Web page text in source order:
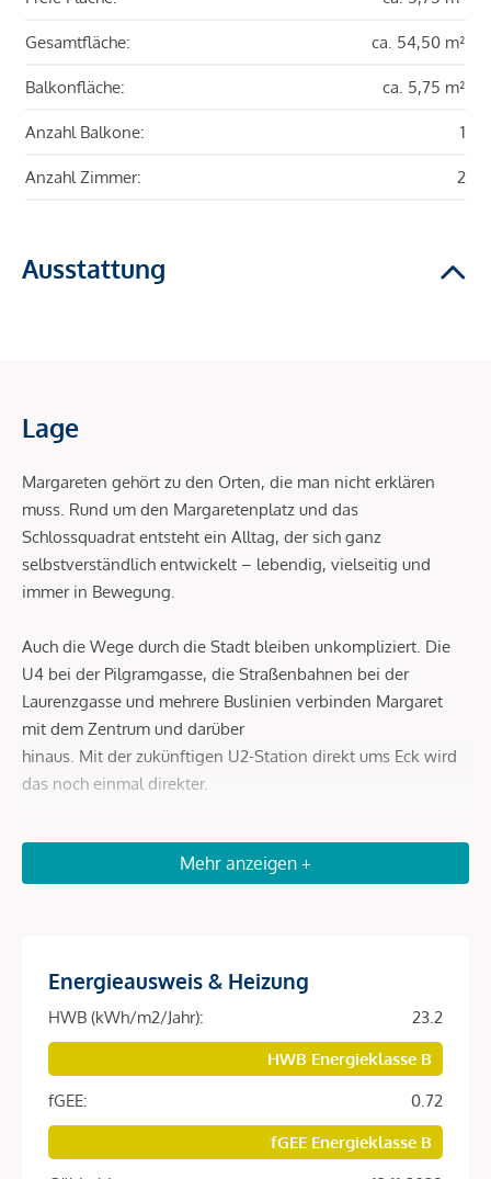
Gesamtfläche: ca. 54,50 m²
Balkonfläche: ca. 5,75 m²
Anzahl Balkone: 1
Anzahl Zimmer: 2
Ausstattung
Lage
Margareten gehört zu den Orten, die man nicht erklären
muss. Rund um den Margaretenplatz und das
Schlossquadrat entsteht ein Alltag, der sich ganz
selbstverständlich entwickelt – lebendig, vielseitig und
immer in Bewegung.
Auch die Wege durch die Stadt bleiben unkompliziert. Die
U4 bei der Pilgramgasse, die Straßenbahnen bei der
Laurenzgasse und mehrere Buslinien verbinden Margaret
mit dem Zentrum und darüber
hinaus. Mit der zukünftigen U2-Station direkt ums Eck wird
das noch einmal direkter.
Beschreibung *
seinen Charakter entwickelt. Margaret ist mehr als ein Ort
zum Wohnen. Es steht für eine Art zu leben – geprägt von
Bewegung, von Stil und von einem Alltag, der sich nicht
planen muss. Hier entsteht ein Lebensgefühl, das sich aus
vielen kleinen Momenten zusammensetzt. Aus dem, was
man täglich erlebttut, und aus dem, was ganz nebenbei
passiert und doch so besonders ist.
Mehr anzeigen +
Energieausweis & Heizung
HWB (kWh/m2/Jahr):
23.2
HWB Energieklasse B
fGEE:
0.72
fGEE Energieklasse B